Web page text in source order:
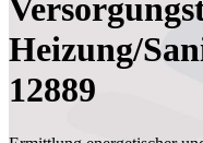
Heizung/
12889